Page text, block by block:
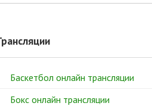
Баскетбол онлайн трансляции
Бокс онлайн трансляции